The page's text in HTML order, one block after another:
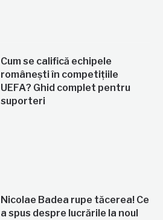
Cum se califică echipele
românești în competițiile
UEFA? Ghid complet pentru
suporteri
Nicolae Badea rupe tăcerea! Ce
a spus despre lucrările la noul